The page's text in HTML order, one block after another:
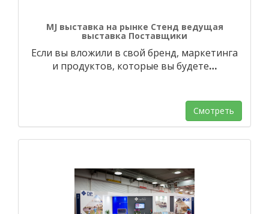
MJ выставка на рынке Стенд ведущая
выставка Поставщики
Если вы вложили в свой бренд, маркетинга
и продуктов, которые вы будете…
Смотреть